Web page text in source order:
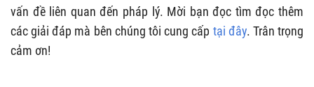
vấn đề liên quan đến pháp lý. Mời bạn đọc tìm đọc thêm
các giải đáp mà bên chúng tôi cung cấp tại đây. Trân trọng
cảm ơn!